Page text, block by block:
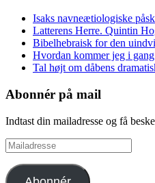
Isaks navneætiologiske
Latterens Herre. Quintin
Bibelhebraisk for den
Hvordan kommer jeg i
Tal højt om dåbens
Abonnér på mail
Indtast din mailadresse og få
Mailadresse